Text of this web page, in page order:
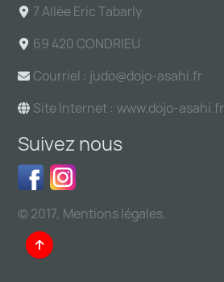
7 Allée Eric Tabarly
69 420 CONDRIEU
Courriel : judo@dojo-asahi.fr
Site Internet : www.dojo-asahi.fr
Suivez nous
© 2017, Mentions légales.